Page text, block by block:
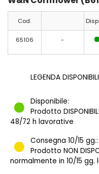
Cod.
65106 -
LEGENDA
Disponibile:
Prodotto
48/72 h lavorative
Consegna 10/15 gg.:
Prodotto NON
normalmente in 10/15 gg.